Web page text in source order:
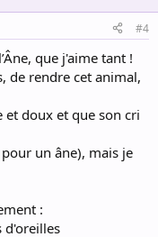
#4
que j'aime tant !
de rendre cet animal,
doux et que son cri
un âne), mais je
:
d'oreilles